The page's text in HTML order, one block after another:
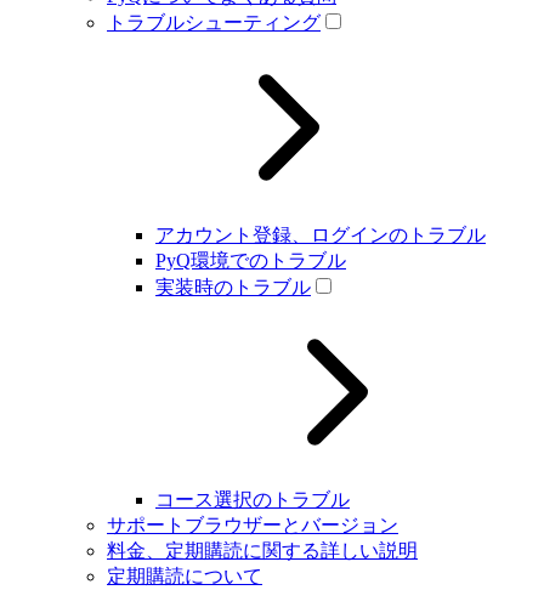
トラブルシューティング
アカウント登録、ログインのトラブル
PyQ環境でのトラブル
実装時のトラブル
コース選択のトラブル
サポートブラウザーとバージョン
料金、定期購読に関する詳しい説明
定期購読について